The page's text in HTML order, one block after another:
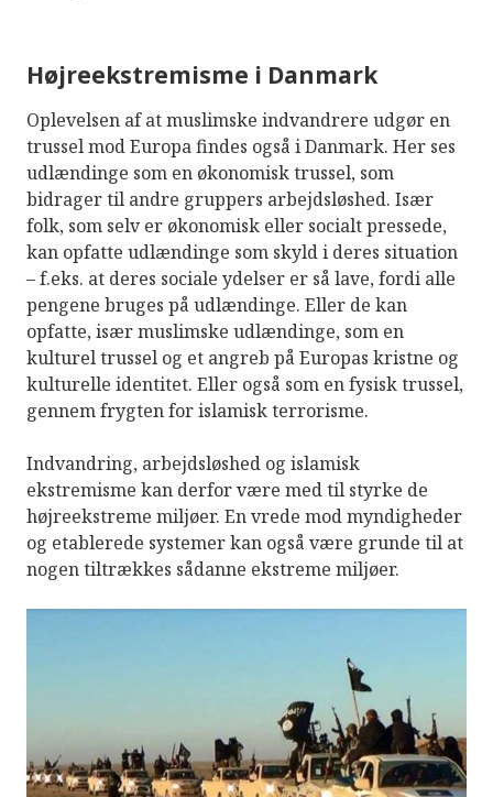
Højreekstremisme i Danmark
Oplevelsen af at muslimske indvandrere udgør en
trussel mod Europa findes også i Danmark. Her ses
udlændinge som en økonomisk trussel, som
bidrager til andre gruppers arbejdsløshed. Især
folk, som selv er økonomisk eller socialt pressede,
kan opfatte udlændinge som skyld i deres situation
– f.eks. at deres sociale ydelser er så lave, fordi alle
pengene bruges på udlændinge. Eller de kan
opfatte, især muslimske udlændinge, som en
kulturel trussel og et angreb på Europas kristne og
kulturelle identitet. Eller også som en fysisk trussel,
gennem frygten for islamisk terrorisme.
Indvandring, arbejdsløshed og islamisk
ekstremisme kan derfor være med til styrke de
højreekstreme miljøer. En vrede mod myndigheder
og etablerede systemer kan også være grunde til at
nogen tiltrækkes sådanne ekstreme miljøer.